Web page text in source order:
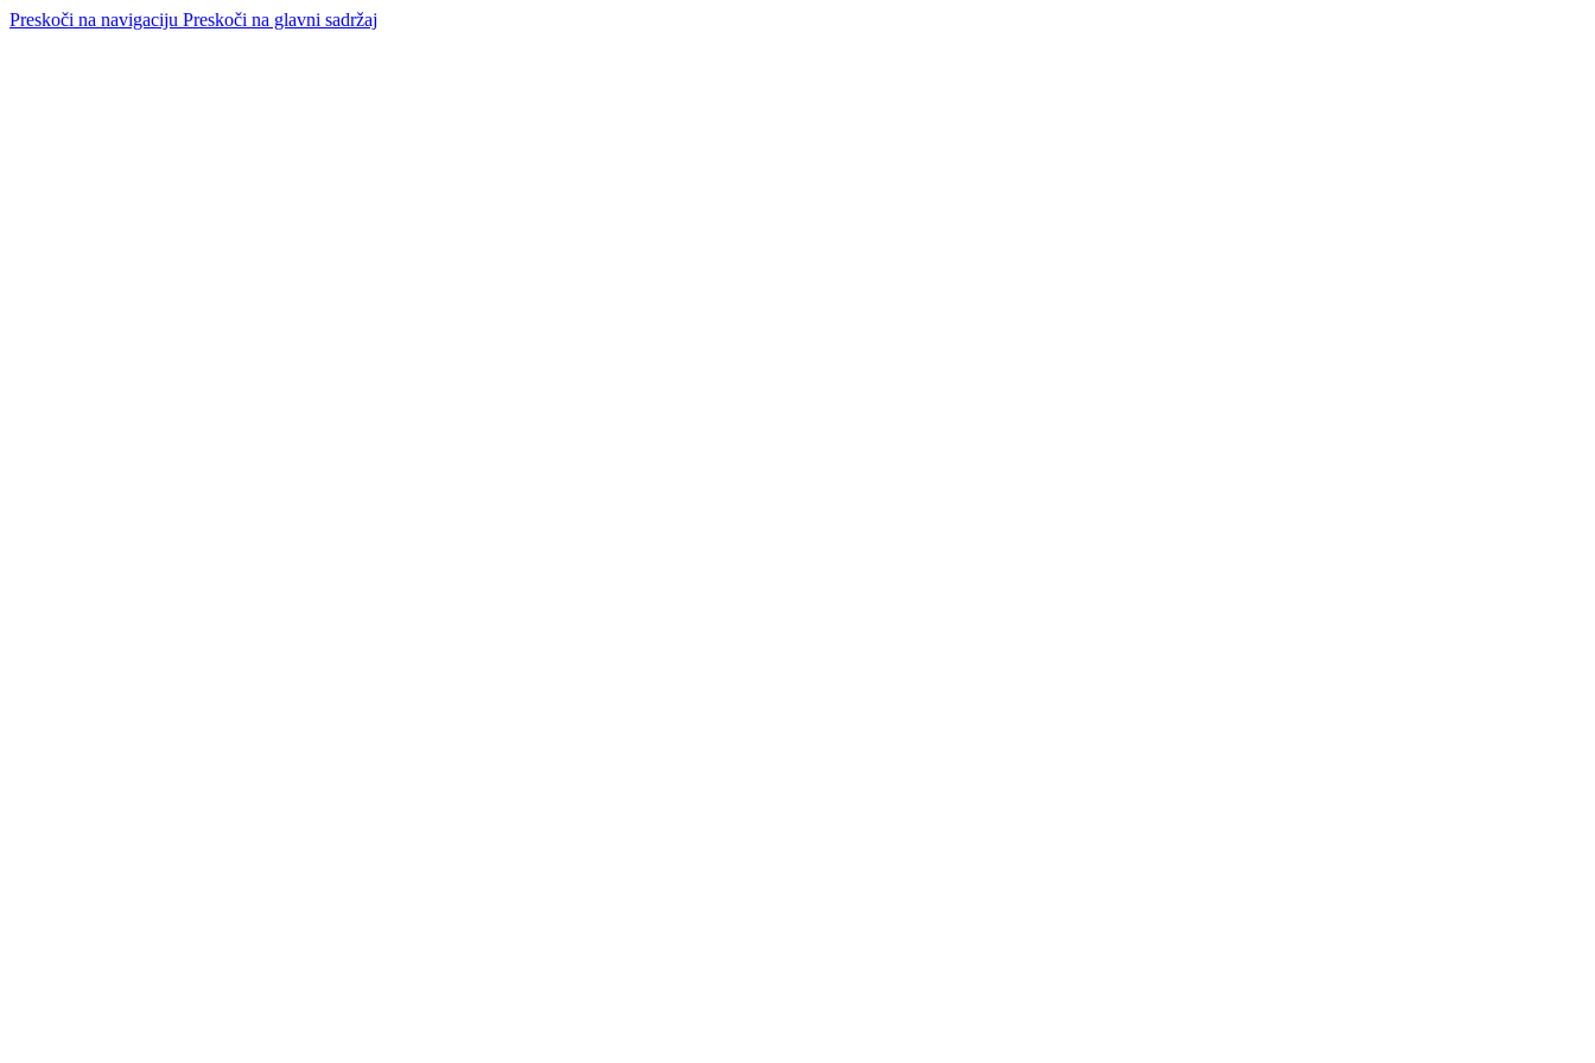
Preskoči na navigaciju Preskoči na glavni sadržaj